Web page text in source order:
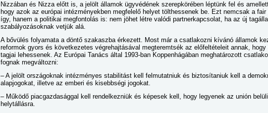
Nizzában és Nizza előtt is, a jelölt államok ügyvédének szerepkörében léptünk fel és
hogy azok az európai intézményekben megfelelő helyet tölthessenek be. Ezt nemcsak a
így, hanem a politikai megfontolás is: nem jöhet létre valódi partnerkapcsolat, ha az új
szabályozásoknak vetjük alá.
A bővülés folyamata a döntő szakaszba érkezett. Most már a csatlakozni kívánó államok
reformok gyors és következetes végrehajtásával megteremtsék az előfeltételeit annak, hogy
tagjai lehessenek. Az Európai Tanács által 1993-ban Koppenhágában meghatározott
fognak megváltozni:
– A jelölt országoknak intézményes stabilitást kell felmutatniuk és biztosítaniuk kell a
alapjogokat, illetve az emberi és kisebbségi jogokat.
– Működő piacgazdasággal kell rendelkezniük és képesek kell, hogy legyenek az unión
helytállásra.